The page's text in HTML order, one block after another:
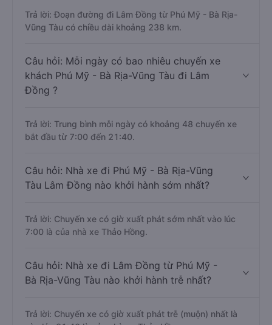
Trả lời: Đoạn đường đi Lâm Đồng từ Phú Mỹ - Bà Rịa-
Vũng Tàu có chiều dài khoảng 238 km.
Câu hỏi: Mỗi ngày có bao nhiêu chuyến xe
khách Phú Mỹ - Bà Rịa-Vũng Tàu đi Lâm
Đồng ?
Trả lời: Trung bình mỗi ngày có khoảng 48 chuyến xe
bắt đầu từ 7:00 đến 21:40.
Câu hỏi: Nhà xe đi Phú Mỹ - Bà Rịa-Vũng
Tàu Lâm Đồng nào khởi hành sớm nhất?
Trả lời: Chuyến xe có giờ xuất phát sớm nhất vào lúc
7:00 là của nhà xe Thảo Hồng.
Câu hỏi: Nhà xe đi Lâm Đồng từ Phú Mỹ -
Bà Rịa-Vũng Tàu nào khởi hành trễ nhất?
Trả lời: Chuyến xe có giờ xuất phát trễ (muộn) nhất là